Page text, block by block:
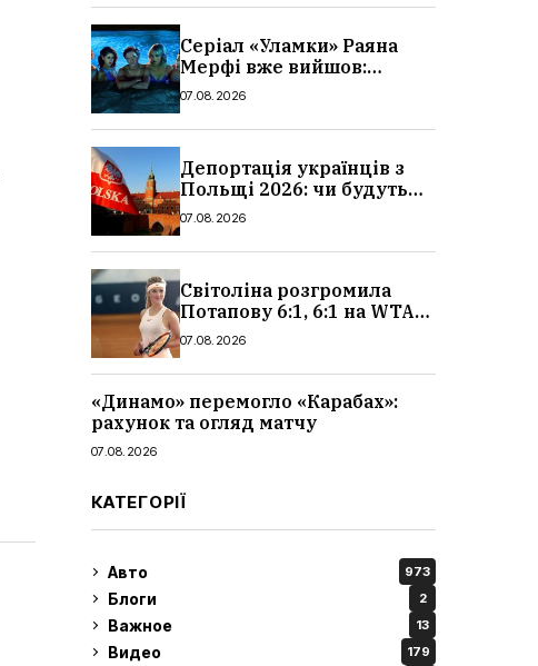
Серіал «Уламки» Раяна
Мерфі вже вийшов:
сюжет, актори та всі
07.08.2026
Депортація українців з
Польщі 2026: чи будуть
висилати українських
07.08.2026
Світоліна розгромила
Потапову 6:1, 6:1 на WTA
1000 у Торонто
07.08.2026
«Динамо» перемогло «Карабах»:
рахунок та огляд матчу
07.08.2026
КАТЕГОРІЇ
Авто 973
Блоги 2
Важное 13
Видео 179